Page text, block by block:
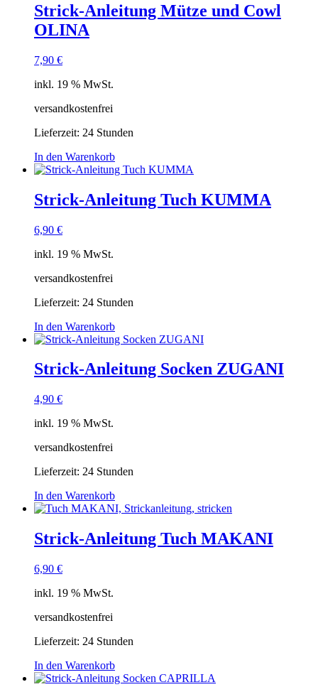
Strick-Anleitung Mütze und Cowl
OLINA
7,90 €
inkl. 19 % MwSt.
versandkostenfrei
Lieferzeit: 24 Stunden
In den Warenkorb
Strick-Anleitung Tuch KUMMA
6,90 €
inkl. 19 % MwSt.
versandkostenfrei
Lieferzeit: 24 Stunden
In den Warenkorb
Strick-Anleitung Socken ZUGANI
4,90 €
inkl. 19 % MwSt.
versandkostenfrei
Lieferzeit: 24 Stunden
In den Warenkorb
Strick-Anleitung Tuch MAKANI
6,90 €
inkl. 19 % MwSt.
versandkostenfrei
Lieferzeit: 24 Stunden
In den Warenkorb